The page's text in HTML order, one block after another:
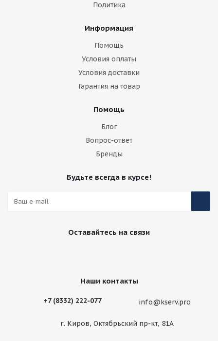
Политика
Информация
Помощь
Условия оплаты
Условия доставки
Гарантия на товар
Помощь
Блог
Вопрос-ответ
Бренды
Будьте всегда в курсе!
Оставайтесь на связи
Наши контакты
+7 (8332) 222-077 info@kserv.pro
г. Киров, Октябрьский пр-кт, 81А